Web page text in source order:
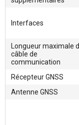
Interfaces
Longueur maximale
câble de
communication
Récepteur GNSS
Antenne GNSS